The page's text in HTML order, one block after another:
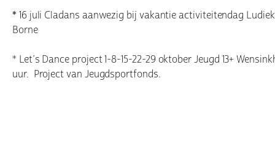
* 16 juli Cladans aanwezig bij vakantie activiteitendag
Borne
* Let’s Dance project 1-8-15-22-29 oktober Jeugd 13+
uur. Project van Jeugdsportfonds.